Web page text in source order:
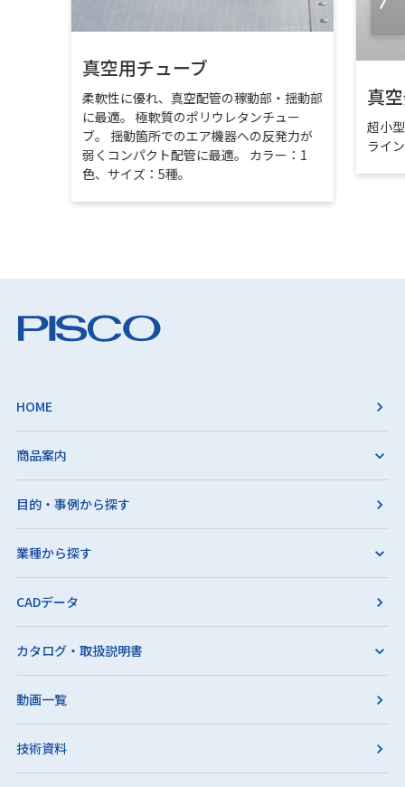
真空用チューブ
柔軟性に優れ、真空配管の稼動部・揺動部
に最適。 極軟質のポリウレタンチュー
ブ。 揺動箇所でのエア機器への反発力が
弱くコンパクト配管に最適。 カラー：1
色、サイズ：5種。
真
超小
ライ
HOME
商品案内
目的・事例から探す
業種から探す
CADデータ
カタログ・取扱説明書
動画一覧
技術資料